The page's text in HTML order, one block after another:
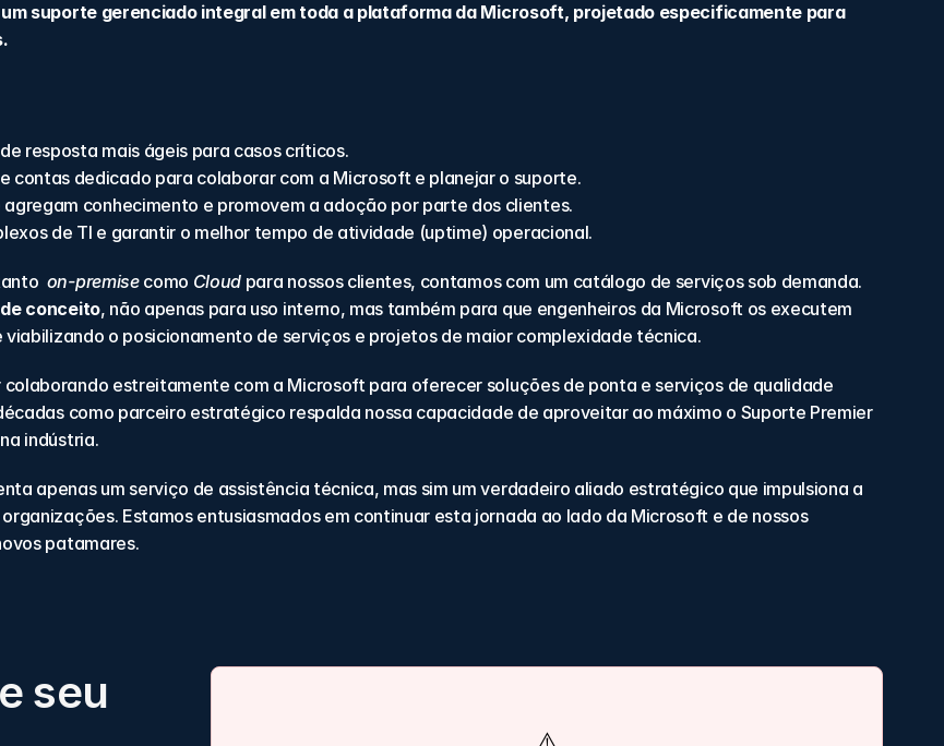
suporte gerenciado integral em toda a plataforma da Microsoft, projetado especificamente para
resposta mais ágeis para casos críticos.
contas dedicado para colaborar com a Microsoft e planejar o suporte.
conhecimento e promovem a adoção por parte dos clientes.
de TI e garantir o melhor tempo de atividade (uptime) operacional.
on-premise como Cloud para nossos clientes, contamos com um catálogo de serviços sob demanda.
conceito, não apenas para uso interno, mas também para que engenheiros da Microsoft os executem
o posicionamento de serviços e projetos de maior complexidade técnica.
estreitamente com a Microsoft para oferecer soluções de ponta e serviços de qualidade
como parceiro estratégico respalda nossa capacidade de aproveitar ao máximo o Suporte Premier
indústria.
apenas um serviço de assistência técnica, mas sim um verdadeiro aliado estratégico que impulsiona a
Estamos entusiasmados em continuar esta jornada ao lado da Microsoft e de nossos
patamares.
seu